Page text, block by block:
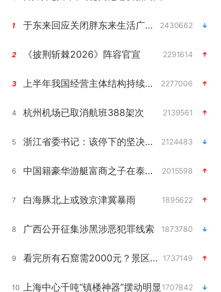
1 于东来回应关闭胖东来生活广场店 2430662
2 《披荆斩棘2026》阵容官宣 2291614
3 上半年我国经营主体结构持续优化 2277006
4 杭州机场已取消航班388架次 2139561
5 浙江省委书记：该停下的坚决停下来 2124483
6 中国籍豪华游艇富商之子在泰国被杀 2015598
7 白海豚北上或致京津冀暴雨 1895622
8 广西公开征集涉黑涉恶犯罪线索 1873780
9 看完所有石窟需2000元？景区回应 1737149
10 上海中心千吨“镇楼神器”摆动明显 1707842